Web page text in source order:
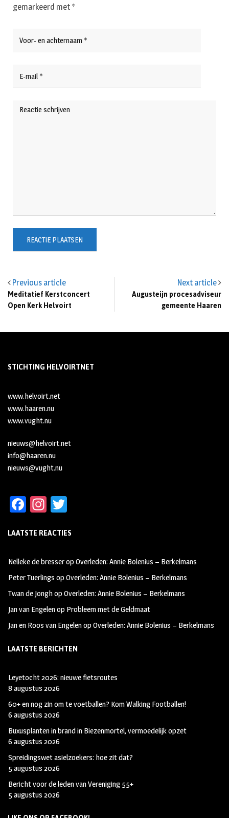
Previous article
Meditatief Kerstconcert
Open Kerk Helvoirt
Next article
Augusteijn procesadviseur
gemeente Haaren
gemarkeerd met *
STICHTING HELVOIRTNET
www.helvoirt.net
www.haaren.nu
www.vught.nu
nieuws@helvoirt.net
info@haaren.nu
nieuws@vught.nu
Fa
b
oo
k
In
ag
m
tt
LAATSTE REACTIES
Nelleke de bresseropOverleden: Annie Bolenius – Berkelmans
Peter Tuerlings opOverleden: Annie Bolenius – Berkelmans
Twan de JonghopOverleden: Annie Bolenius – Berkelmans
Jan van Engelenop Probleem met de Geldmaat
Jan en Roos van EngelenopOverleden: Annie Bolenius – Berkelmans
LAATSTE BERICHTEN
Leyetocht 2026: nieuwe fietsroutes
8 augustus 2026
60+ en nog zin om te voetballen? Kom Walking Footballen!
6 augustus 2026
Buxusplanten in brand in Biezenmortel, vermoedelijk opzet
6 augustus 2026
Spreidingswet asielzoekers: hoe zit dat?
5 augustus 2026
Bericht voor de leden van Vereniging 55+
5 augustus 2026